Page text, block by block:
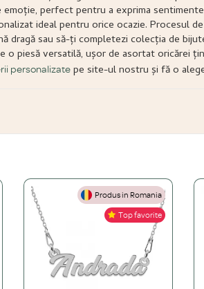
perfect pentru a exprima
ideal pentru orice ocazie. Procesul
dragă sau să-ți completezi colecția de
o piesă versatilă, ușor de asortat oricărei
personalizate pe site-ul nostru și fă o
voastre?
atent selecționate: Argint 925, Aur de 14K
care este diferența față de una din aur masiv?
un strat de aur galben de 24K, aur roz
mine? (Argint vs. Aur vs. Oțel Inoxidabil)
Produs in Romania
Top favorite